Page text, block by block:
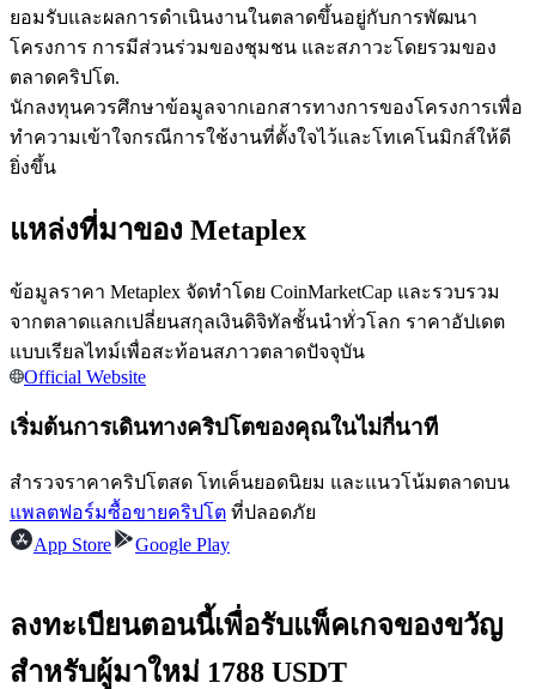
คัดลอกการซื้อขาย
เข้าร่วมกับเทรดเดอร์ชั้นนำ
เป็นเทรดเดอร์คัดลอก
เพลิดเพลินกับการแบ่งปันผลกำไรและค่าคอมมิชชั่นการคัด
ยอมรับและผลการดำเนินงานในตลาดขึ้นอยู่กับการพัฒนา
โครงการ การมีส่วนร่วมของชุมชน และสภาวะโดยรวมของ
ตลาดคริปโต.
นักลงทุนควรศึกษาข้อมูลจากเอกสารทางการของโครงการเพื่อ
ทำความเข้าใจกรณีการใช้งานที่ตั้งใจไว้และโทเคโนมิกส์ให้ดี
ยิ่งขึ้น
แหล่งที่มาของ Metaplex
ข้อมูลราคา Metaplex จัดทำโดย CoinMarketCap และรวบรวม
จากตลาดแลกเปลี่ยนสกุลเงินดิจิทัลชั้นนำทั่วโลก ราคาอัปเดต
แบบเรียลไทม์เพื่อสะท้อนสภาวตลาดปัจจุบัน
Official Website
เริ่มต้นการเดินทางคริปโตของคุณในไม่กี่นาที
สำรวจราคาคริปโตสด โทเค็นยอดนิยม และแนวโน้มตลาดบน
แพลตฟอร์มซื้อขายคริปโต ที่ปลอดภัย
App Store
Google Play
ลงทะเบียนตอนนี้เพื่อรับแพ็คเกจของขวัญ
สำหรับผู้มาใหม่ 1788 USDT